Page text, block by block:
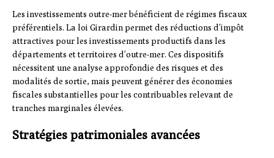
Les investissements outre-mer bénéficient de régimes fiscaux
préférentiels. La loi Girardin permet des réductions d’impôt
attractives pour les investissements productifs dans les
départements et territoires d’outre-mer. Ces dispositifs
nécessitent une analyse approfondie des risques et des
modalités de sortie, mais peuvent générer des économies
fiscales substantielles pour les contribuables relevant de
tranches marginales élevées.
Stratégies patrimoniales avancées